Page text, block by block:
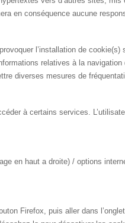
en conséquence aucune
l’installation de cookie(s)
relatives à la
diverses mesures de
à certains services.
en haut a droite) / options
Firefox, puis aller dans